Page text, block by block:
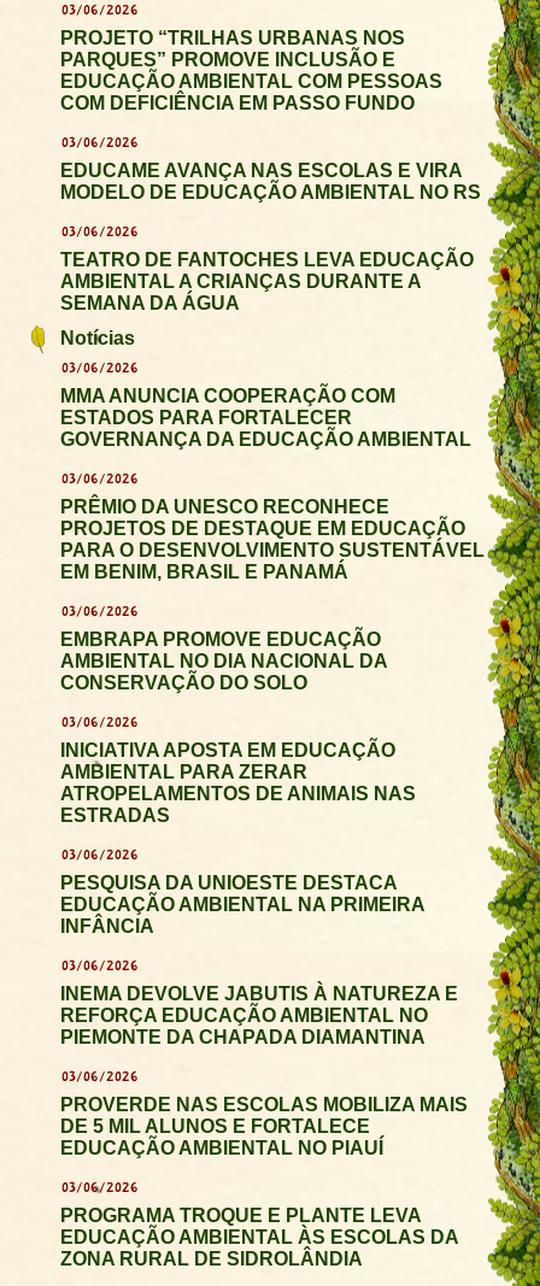
03/06/2026
PROJETO “TRILHAS URBANAS NOS
PARQUES” PROMOVE INCLUSÃO E
EDUCAÇÃO AMBIENTAL COM PESSOAS
COM DEFICIÊNCIA EM PASSO FUNDO
03/06/2026
EDUCAME AVANÇA NAS ESCOLAS E VIRA
MODELO DE EDUCAÇÃO AMBIENTAL NO RS
03/06/2026
TEATRO DE FANTOCHES LEVA EDUCAÇÃO
AMBIENTAL A CRIANÇAS DURANTE A
SEMANA DA ÁGUA
Notícias
03/06/2026
MMA ANUNCIA COOPERAÇÃO COM
ESTADOS PARA FORTALECER
GOVERNANÇA DA EDUCAÇÃO AMBIENTAL
03/06/2026
PRÊMIO DA UNESCO RECONHECE
PROJETOS DE DESTAQUE EM EDUCAÇÃO
PARA O DESENVOLVIMENTO SUSTENTÁVEL
EM BENIM, BRASIL E PANAMÁ
03/06/2026
EMBRAPA PROMOVE EDUCAÇÃO
AMBIENTAL NO DIA NACIONAL DA
CONSERVAÇÃO DO SOLO
03/06/2026
INICIATIVA APOSTA EM EDUCAÇÃO
AMBIENTAL PARA ZERAR
ATROPELAMENTOS DE ANIMAIS NAS
ESTRADAS
03/06/2026
PESQUISA DA UNIOESTE DESTACA
EDUCAÇÃO AMBIENTAL NA PRIMEIRA
INFÂNCIA
03/06/2026
INEMA DEVOLVE JABUTIS À NATUREZA E
REFORÇA EDUCAÇÃO AMBIENTAL NO
PIEMONTE DA CHAPADA DIAMANTINA
03/06/2026
PROVERDE NAS ESCOLAS MOBILIZA MAIS
DE 5 MIL ALUNOS E FORTALECE
EDUCAÇÃO AMBIENTAL NO PIAUÍ
03/06/2026
PROGRAMA TROQUE E PLANTE LEVA
EDUCAÇÃO AMBIENTAL ÀS ESCOLAS DA
ZONA RURAL DE SIDROLÂNDIA